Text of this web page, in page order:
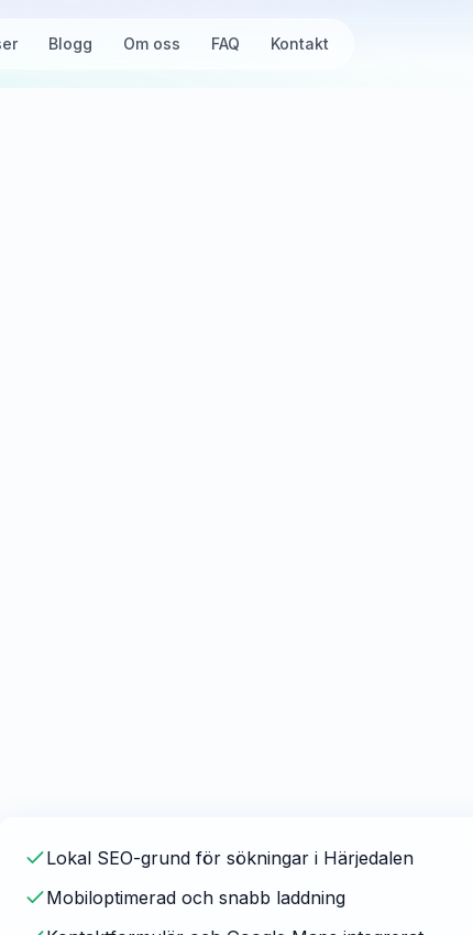
Blogg Om oss FAQ Kontakt
Lokal SEO-grund för sökningar i Härjedalen
Mobiloptimerad och snabb laddning